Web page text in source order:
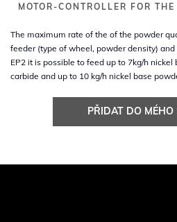
MOTOR-CONTROLLER FOR
The maximum rate of the of the powder
feeder (type of wheel, powder density)
EP2 it is possible to feed up to 7kg/h
carbide and up to 10 kg/h nickel base
PŘIDAT DO MÉHO